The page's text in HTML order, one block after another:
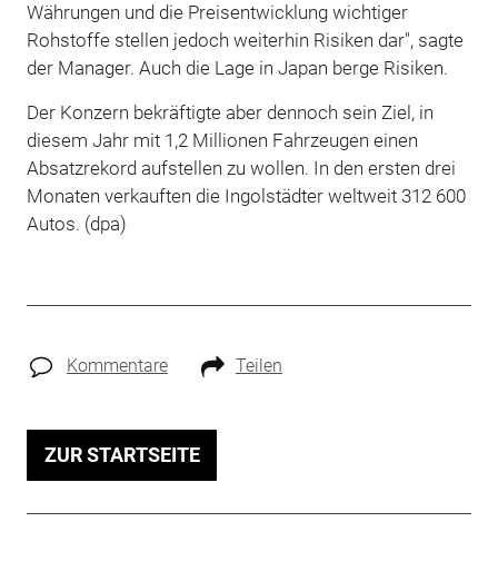
Währungen und die Preisentwicklung wichtiger
Rohstoffe stellen jedoch weiterhin Risiken dar", sagte
der Manager. Auch die Lage in Japan berge Risiken.
Der Konzern bekräftigte aber dennoch sein Ziel, in
diesem Jahr mit 1,2 Millionen Fahrzeugen einen
Absatzrekord aufstellen zu wollen. In den ersten drei
Monaten verkauften die Ingolstädter weltweit 312 600
Autos. (dpa)
Kommentare Teilen
ZUR STARTSEITE